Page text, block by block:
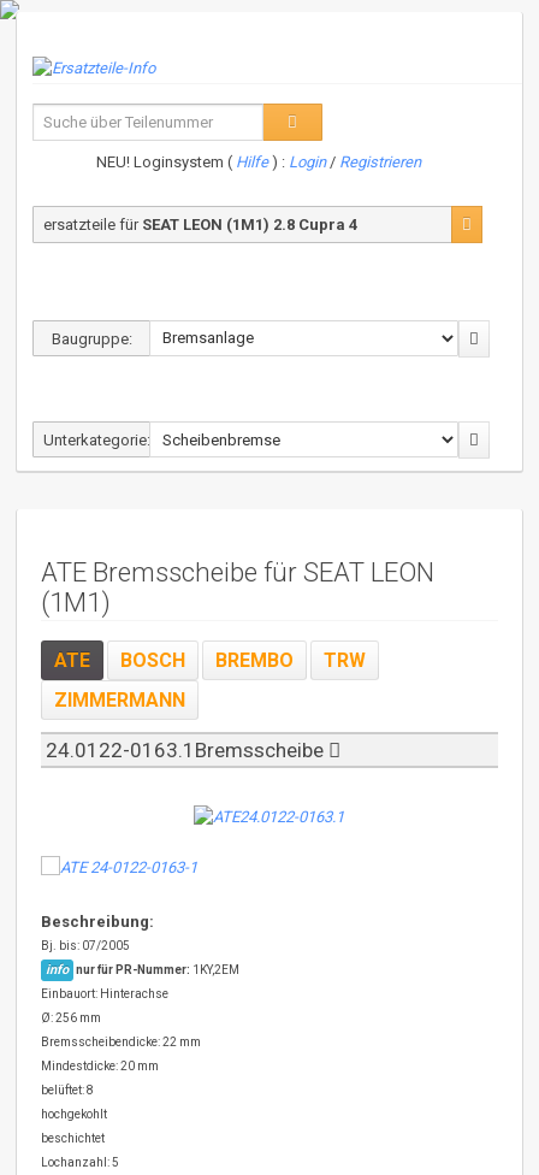
NEU! Loginsystem ( Hilfe) : Login / Registrieren
ersatzteile für SEAT LEON (1M1) 2.8 Cupra 4
Baugruppe:
Unterkategorie:
ATE Bremsscheibe für SEAT LEON
(1M1)
ATE BOSCH BREMBO
TRW
ZIMMERMANN
24.0122-0163.1Bremsscheibe
Beschreibung:
Bj. bis: 07/2005
info nur für PR-Nummer: 1KY,2EM
Einbauort: Hinterachse
Ø: 256 mm
Bremsscheibendicke: 22 mm
Mindestdicke: 20 mm
belüftet: 8
hochgekohlt
beschichtet
Lochanzahl: 5